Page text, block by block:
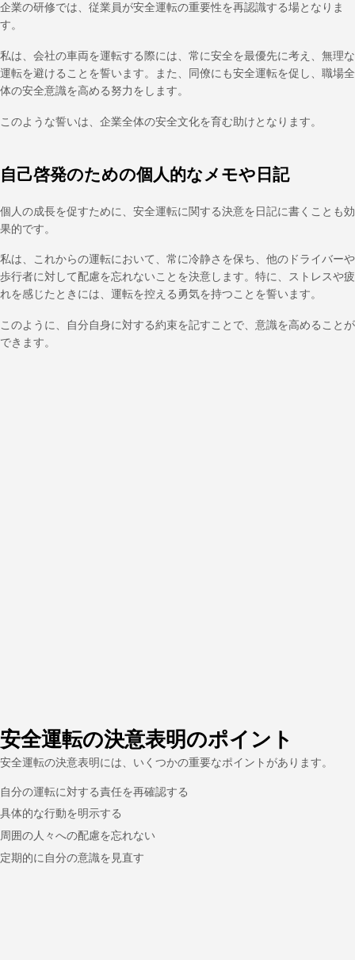
企業の研修では、従業員が安全運転の重要性を再認識する場となりま
す。
私は、会社の車両を運転する際には、常に安全を最優先に考え、無理な
運転を避けることを誓います。また、同僚にも安全運転を促し、職場全
体の安全意識を高める努力をします。
このような誓いは、企業全体の安全文化を育む助けとなります。
自己啓発のための個人的なメモや日記
個人の成長を促すために、安全運転に関する決意を日記に書くことも効
果的です。
私は、これからの運転において、常に冷静さを保ち、他のドライバーや
歩行者に対して配慮を忘れないことを決意します。特に、ストレスや疲
れを感じたときには、運転を控える勇気を持つことを誓います。
このように、自分自身に対する約束を記すことで、意識を高めることが
できます。
安全運転の決意表明のポイント
安全運転の決意表明には、いくつかの重要なポイントがあります。
自分の運転に対する責任を再確認する
具体的な行動を明示する
周囲の人々への配慮を忘れない
定期的に自分の意識を見直す